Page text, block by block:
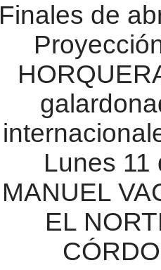
Finales de
Lunes 11
MANUEL
EL